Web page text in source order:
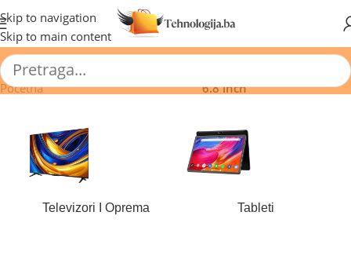
Skip to navigation
Skip to main content
🔥 Pogledajte aktuelne akcije 🔥
Početna/ Proizvod Dijagonala (inch)/ 6.8 inch
Televizori I Oprema Tableti